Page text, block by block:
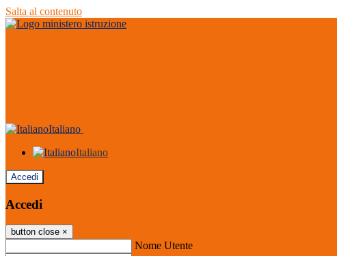
Salta al contenuto
Italiano
Italiano
Accedi
Accedi
button close ×
Nome Utente